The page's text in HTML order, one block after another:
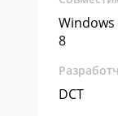
Windows
8
DCT